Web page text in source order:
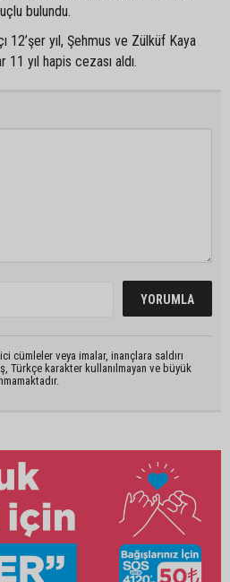
bulundu.
12’şer yıl, Şehmus ve Zülküf Kaya
11 yıl hapis cezası aldı.
cümleler veya imalar, inançlara saldırı
Türkçe karakter kullanılmayan ve büyük